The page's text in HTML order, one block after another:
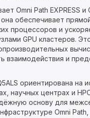
Omni Path EXPRESS и
обеспечивает
процессоров и
GPU кластеров.
взаимодействия и
ориентирована на
научных центрах и
основу для
Omni